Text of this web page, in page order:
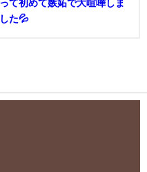
って初めて嫉妬で大喧嘩しま
した💦